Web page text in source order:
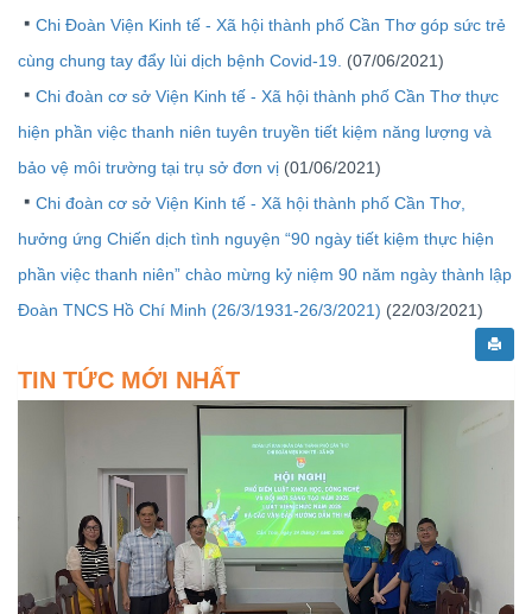
Chi Đoàn Viện Kinh tế - Xã hội thành phố Cần Thơ góp sức trẻ
cùng chung tay đẩy lùi dịch bệnh Covid-19. (07/06/2021)
Chi đoàn cơ sở Viện Kinh tế - Xã hội thành phố Cần Thơ thực
hiện phần việc thanh niên tuyên truyền tiết kiệm năng lượng và
bảo vệ môi trường tại trụ sở đơn vị (01/06/2021)
Chi đoàn cơ sở Viện Kinh tế - Xã hội thành phố Cần Thơ,
hưởng ứng Chiến dịch tình nguyện “90 ngày tiết kiệm thực hiện
phần việc thanh niên” chào mừng kỷ niệm 90 năm ngày thành lập
Đoàn TNCS Hồ Chí Minh (26/3/1931-26/3/2021) (22/03/2021)
TIN TỨC MỚI NHẤT